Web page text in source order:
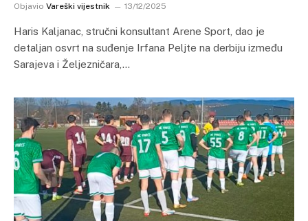
Objavio Vareški vijestnik 13/12/2025
Haris Kaljanac, stručni konsultant Arene Sport, dao je
detaljan osvrt na suđenje Irfana Peljte na derbiju između
Sarajeva i Željezničara,…